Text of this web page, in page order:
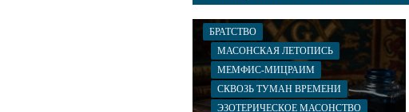
БРАТСТВО
МАСОНСКАЯ ЛЕТОПИСЬ
МЕМФИС-МИЦРАИМ
СКВОЗЬ ТУМАН ВРЕМЕНИ
ЭЗОТЕРИЧЕСКОЕ МАСОНСТВО